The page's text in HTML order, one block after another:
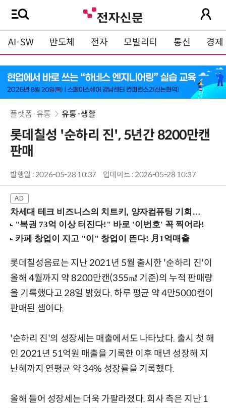
AI·SW 반도체 전자 모빌리티 통신 경제
플랫폼·유통 유통·생활
롯데칠성 '순하리 진', 5년간 8200만캔
판매
발행일 : 2026-05-28 10:37 업데이트 : 2026-05-28 10:37
차세대 테크 비즈니스의 치트키, 양자컴퓨팅 기회를 선점하라! (8/28 강남역)
롯데칠성음료는 지난 2021년 5월 출시한 '순하리 진'이
올해 4월까지 약 8200만캔(355㎖ 기준)의 누적 판매량
을 기록했다고 28일 밝혔다. 하루 평균 약 4만5000캔이
판매된 셈이다.
'순하리 진'의 성장세는 매출에서도 나타났다. 출시 첫 해
인 2021년 51억원 매출을 기록한 이후 매년 성장해 지
난해까지 연평균 약 34% 성장률을 기록했다.
올해 들어 성장세는 더욱 가팔라졌다. 회사 측은 지난 1